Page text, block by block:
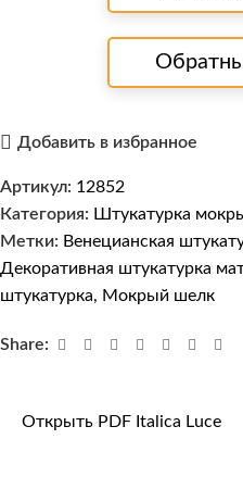
Добавить в избранное
Артикул: 12852
Категория: Штукатурка
Метки: Венецианская
Декоративная штукатурка
штукатурка, Мокрый шелк
Share:
Открыть PDF Italica Luce